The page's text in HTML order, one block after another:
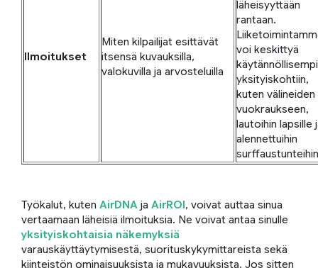
Ilmoitukset
Miten kilpailijat esittävät
itsensä kuvauksilla,
valokuvilla ja arvosteluilla
läheisyyttään
rantaan.
voi keskittyä
yksityiskohtiin,
kuten välineiden
vuokraukseen,
lautoihin lapsille
alennettuihin
Työkalut, kuten AirDNA ja AirROI, voivat auttaa sinua
vertaamaan läheisiä ilmoituksia. Ne voivat antaa sinulle
yksityiskohtaisia näkemyksiä
varauskäyttäytymisestä, suorituskykymittareista sekä
kiinteistön ominaisuuksista ja mukavuuksista. Jos sitten